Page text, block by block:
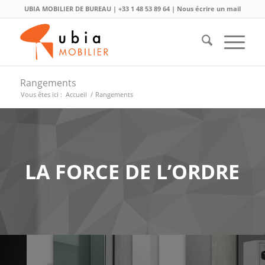
UBIA MOBILIER DE BUREAU | +33 1 48 53 89 64| Nous écrire un mail
Rangements
Vous êtes ici : Accueil / Rangements
LA FORCE DE L’ORDRE